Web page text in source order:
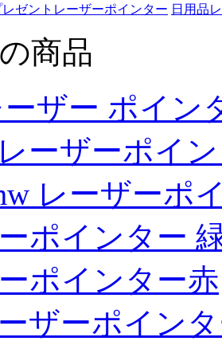
レゼントレーザーポインター 日用品
商品
ザー ポイン
ーザーポイ
レーザーポ
ポインター
ポインター赤
ザーポイン